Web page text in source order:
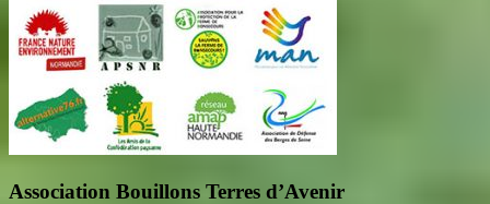
Association Bouillons Terres d’Avenir